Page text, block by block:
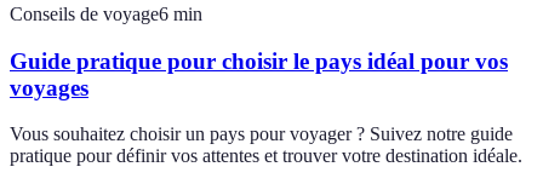
Conseils de voyage6 min
Guide pratique pour choisir le pays idéal pour vos
voyages
Vous souhaitez choisir un pays pour voyager ? Suivez notre guide
pratique pour définir vos attentes et trouver votre destination idéale.